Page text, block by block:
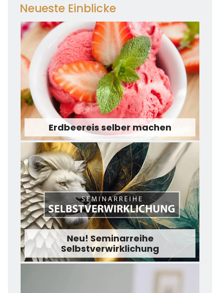
Neueste Einblicke
Erdbeereis selber machen
Neu! Seminarreihe
Selbstverwirklichung